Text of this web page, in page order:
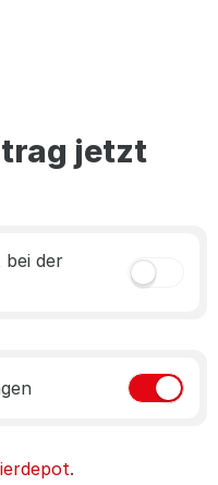
jetzt
bei der
.